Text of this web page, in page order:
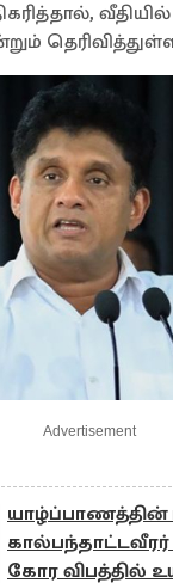
Advertisement
யாழ்ப்பாணத்தின்
கோர விபத்தில்